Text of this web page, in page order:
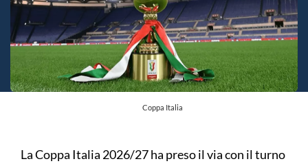
Coppa Italia
La Coppa Italia 2026/27 ha preso il via con il turno